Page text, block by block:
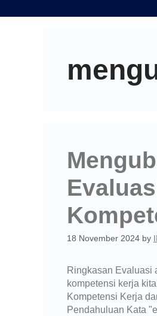
18 November 2024 by
Ringkasan Evaluasi
kompetensi kerja
Kompetensi Kerja
Pendahuluan Kata